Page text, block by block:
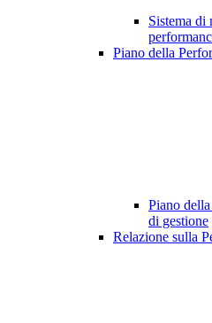
Sistema di
Piano della
Piano
di gestione
Relazione sulla